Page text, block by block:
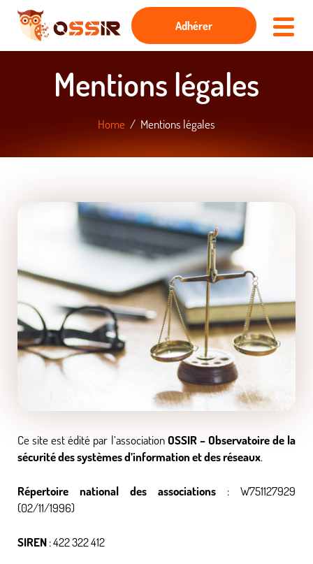
Adhérer
Mentions légales
Home Mentions légales
Ce site est édité par l’associationOSSIR – Observatoire de la
sécurité des systèmes d’information et des réseaux.
Répertoire national des associations : W751127929
(02/11/1996)
SIREN: 422 322 412